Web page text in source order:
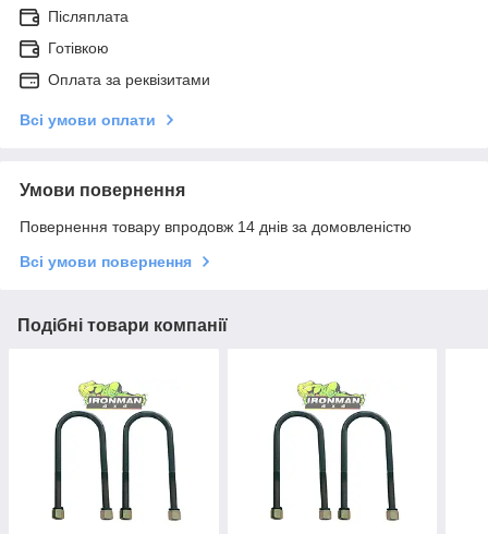
Післяплата
Готівкою
Оплата за реквізитами
Всі умови оплати
Умови повернення
Повернення товару впродовж 14 днів за домовленістю
Всі умови повернення
Подібні товари компанії